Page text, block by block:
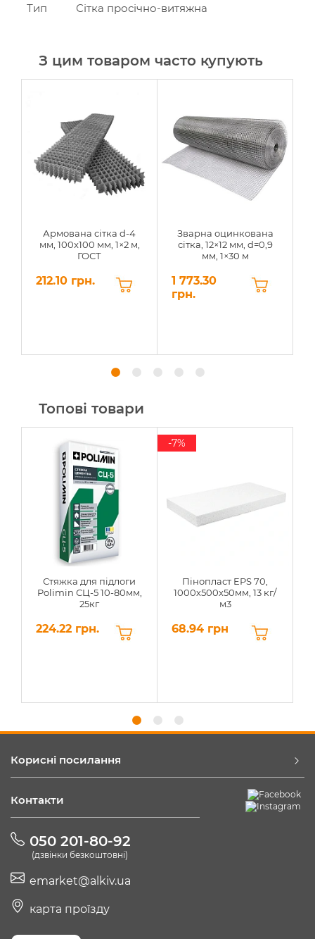
Тип Сітка просічно-витяжна
З цим товаром часто купують
Армована сітка d-4
мм, 100x100 мм, 1×2 м,
ГОСТ
212.10 грн.
Зварна оцинкована
сітка, 12×12 мм, d=0,9
мм, 1×30 м
1 773.30
грн.
Топові товари
Стяжка для підлоги
Polimin СЦ-5 10-80мм,
25кг
224.22 грн.
Пінопласт EPS 70,
1000х500х50мм, 13 кг/
м3
68.94 грн
-7%
Корисні посилання
Контакти
050 201-80-92
(дзвінки безкоштовні)
emarket@alkiv.ua
карта проїзду